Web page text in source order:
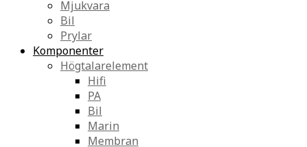
Mjukvara
Bil
Prylar
Komponenter
Högtalarelement
Hifi
PA
Bil
Marin
Membran